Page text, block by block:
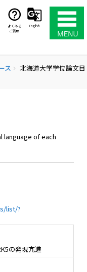
よくある
ご質問
English
ス chevron_right
北海道大学学位論文目
language of each
list/?
の発現亢進